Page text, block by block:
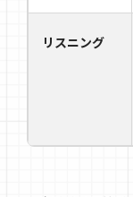
リスニング